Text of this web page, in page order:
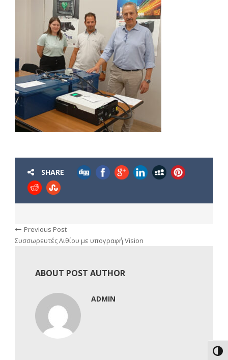
SHARE
Previous Post
Συσσωρευτές Λιθίου με υπογραφή Vision
ABOUT POST AUTHOR
ADMIN